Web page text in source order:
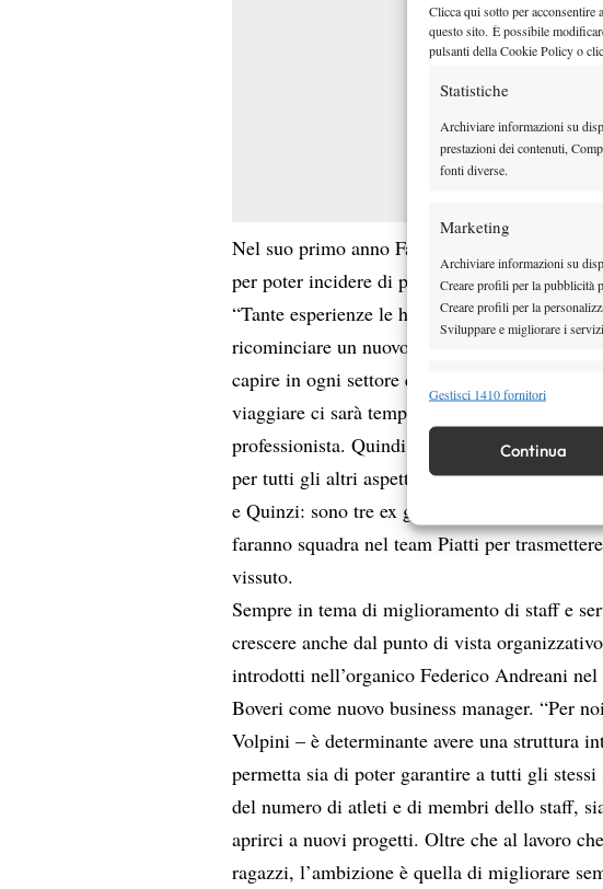
Clicca qui sotto per acconsentire
questo sito. È possibile
pulsanti della Cookie Policy o
Statistiche
Archiviare informazioni su
prestazioni dei contenuti,
fonti diverse.
Marketing
Archiviare informazioni su
Creare profili per la pubblicità
Creare profili per la
Sviluppare e migliorare i servizi.
Funzionalità
Identificare i dispositivi in
Garantire la
Erogare e presentare
scelte sulla privacy.
Gestisci 1410 fornitori
Continua
Nel suo primo anno Fabbiano trascorrerà la
per poter incidere di più nel quotidiano, ma
“Tante esperienze le ho già vissute da
ricominciare un nuovo processo. Lavorerò con
capire in ogni settore quali sono le abilità e le
viaggiare ci sarà tempo, la gestione di un
professionista. Quindi – chiude –, ora la
per tutti gli altri aspetti di questo impiego”.
e Quinzi: sono tre ex giocatori dalle storie
faranno squadra nel team Piatti per
vissuto.
Sempre in tema di miglioramento di staff e
crescere anche dal punto di vista
introdotti nell’organico Federico Andreani
Boveri come nuovo business manager. “Per
Volpini – è determinante avere una struttura
permetta sia di poter garantire a tutti gli
del numero di atleti e di membri dello staff,
aprirci a nuovi progetti. Oltre che al lavoro
ragazzi, l’ambizione è quella di migliorare